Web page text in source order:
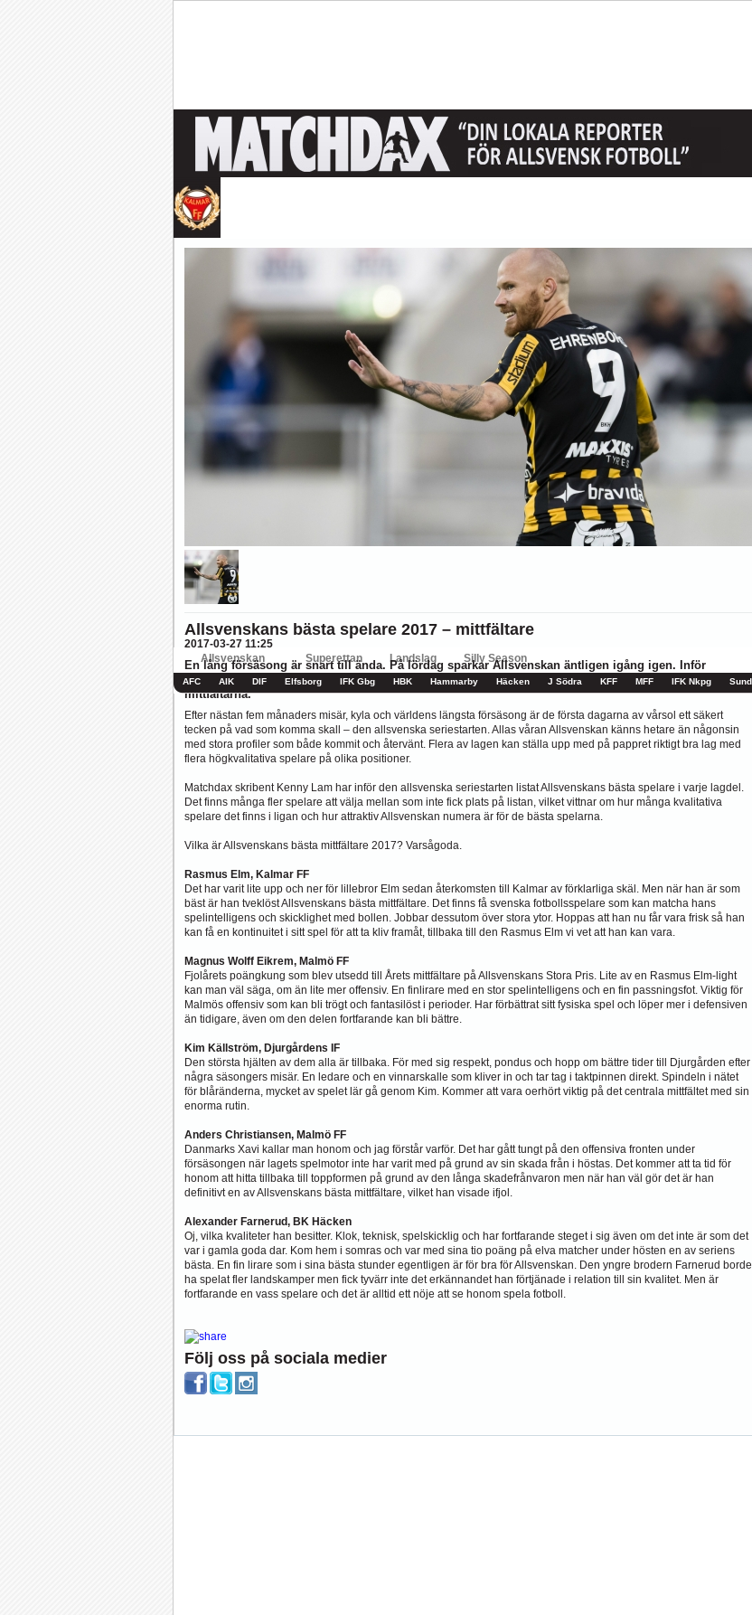
Tankar om KFFs framtid Efter förlusten borta mot AFC Eskilstuna är det...
Nystart med Nanne
Så kom då det som väl alla väntat på och...
Hur länge orkar Swärdh?
Under en längre tid har kritiken mot Kalmar FFs...
Image:
Allsvenskan
AFC AIK
Allsvenskans bästa spelare 2017 – mittfältare
2017-03-27 11:25
En lång försäsong är snart till ända. På lördag sparkar Allsvenskan äntligen igång igen. Inför
premiären listar Matchdax skribent Kenny Lam Allsvenskans bästa spelare 2017. De här är de bästa
mittfältarna.
Efter nästan fem månaders misär, kyla och världens längsta försäsong är de första dagarna av vårsol ett säkert
tecken på vad som komma skall – den allsvenska seriestarten. Allas våran Allsvenskan känns hetare än någonsin
med stora profiler som både kommit och återvänt. Flera av lagen kan ställa upp med på pappret riktigt bra lag med
flera högkvalitativa spelare på olika positioner.
Matchdax skribent Kenny Lam har inför den allsvenska seriestarten listat Allsvenskans bästa spelare i varje lagdel.
Det finns många fler spelare att välja mellan som inte fick plats på listan, vilket vittnar om hur många kvalitativa
spelare det finns i ligan och hur attraktiv Allsvenskan numera är för de bästa spelarna.
Vilka är Allsvenskans bästa mittfältare 2017? Varsågoda.
Rasmus Elm, Kalmar FF
Det har varit lite upp och ner för lillebror Elm sedan återkomsten till Kalmar av förklarliga skäl. Men när han är som
bäst är han tveklöst Allsvenskans bästa mittfältare. Det finns få svenska fotbollsspelare som kan matcha hans
spelintelligens och skicklighet med bollen. Jobbar dessutom över stora ytor. Hoppas att han nu får vara frisk så han
kan få en kontinuitet i sitt spel för att ta kliv framåt, tillbaka till den Rasmus Elm vi vet att han kan vara.
Magnus Wolff Eikrem, Malmö FF
Fjolårets poängkung som blev utsedd till Årets mittfältare på Allsvenskans Stora Pris. Lite av en Rasmus Elm-light
kan man väl säga, om än lite mer offensiv. En finlirare med en stor spelintelligens och en fin passningsfot. Viktig för
Malmös offensiv som kan bli trögt och fantasilöst i perioder. Har förbättrat sitt fysiska spel och löper mer i defensiven
än tidigare, även om den delen fortfarande kan bli bättre.
Kim Källström, Djurgårdens IF
Den största hjälten av dem alla är tillbaka. För med sig respekt, pondus och hopp om bättre tider till Djurgården efter
några säsongers misär. En ledare och en vinnarskalle som kliver in och tar tag i taktpinnen direkt. Spindeln i nätet
för blåränderna, mycket av spelet lär gå genom Kim. Kommer att vara oerhört viktig på det centrala mittfältet med sin
enorma rutin.
Anders Christiansen, Malmö FF
Danmarks Xavi kallar man honom och jag förstår varför. Det har gått tungt på den offensiva fronten under
försäsongen när lagets spelmotor inte har varit med på grund av sin skada från i höstas. Det kommer att ta tid för
honom att hitta tillbaka till toppformen på grund av den långa skadefrånvaron men när han väl gör det är han
definitivt en av Allsvenskans bästa mittfältare, vilket han visade ifjol.
Alexander Farnerud, BK Häcken
Oj, vilka kvaliteter han besitter. Klok, teknisk, spelskicklig och har fortfarande steget i sig även om det inte är som det
var i gamla goda dar. Kom hem i somras och var med sina tio poäng på elva matcher under hösten en av seriens
bästa. En fin lirare som i sina bästa stunder egentligen är för bra för Allsvenskan. Den yngre brodern Farnerud borde
ha spelat fler landskamper men fick tyvärr inte det erkännandet han förtjänade i relation till sin kvalitet. Men är
fortfarande en vass spelare och det är alltid ett nöje att se honom spela fotboll.
Följ oss på sociala medier